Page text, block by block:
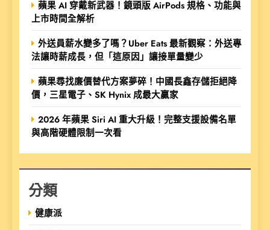
蘋果 AI 穿戴新武器！鏡頭版 AirPods 規格、功能與
上市時間全解析
外送員薪水變多了嗎？Uber Eats 最新觀察：外送專
法讓時薪成長，但「這原因」讓接單量變少
蘋果尋找廉價替代方案夢碎！中國長鑫存儲拒絕降
價，三星電子、SK Hynix 成最大贏家
2026 年蘋果 Siri AI 重大升級！完整支援設備名單
與高階硬體限制一次看
分類
健康派